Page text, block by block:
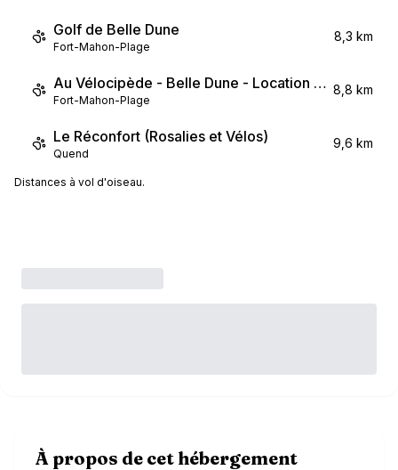
Golf de Belle Dune
Fort-Mahon-Plage
8,3 km
Au Vélocipède - Belle Dune - Location de vélos
Fort-Mahon-Plage
8,8 km
Le Réconfort (Rosalies et Vélos)
Quend
9,6 km
Distances à vol d'oiseau.
À propos de cet hébergement